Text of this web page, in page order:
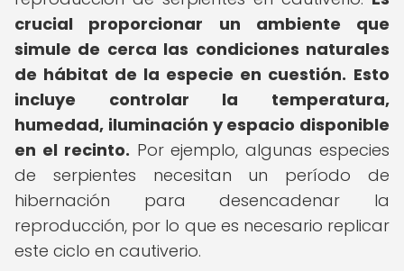
crucial proporcionar un ambiente que
simule de cerca las condiciones naturales
de hábitat de la especie en cuestión. Esto
incluye controlar la temperatura,
humedad, iluminación y espacio disponible
en el recinto. Por ejemplo, algunas especies
de serpientes necesitan un período de
hibernación para desencadenar la
reproducción, por lo que es necesario replicar
este ciclo en cautiverio.